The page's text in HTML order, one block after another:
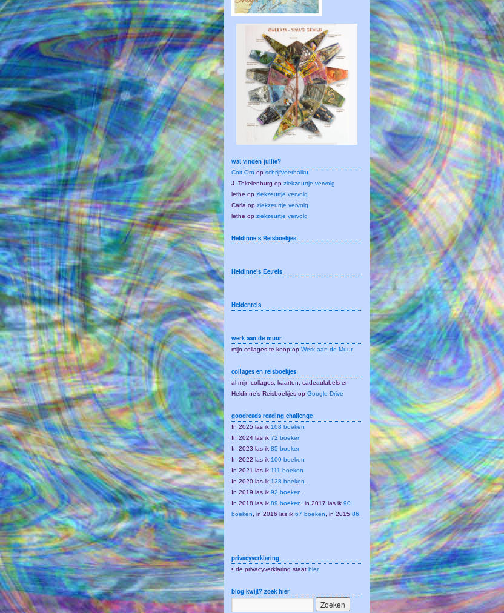
wat vinden jullie?
Colt Orn op schrijfveerhaiku
J. Tekelenburg op ziekzeurtje vervolg
lethe op ziekzeurtje vervolg
Carla op ziekzeurtje vervolg
lethe op ziekzeurtje vervolg
Heldinne’s Reisboekjes
Heldinne’s Eetreis
Heldenreis
werk aan de muur
mijn collages te koop op Werk aan de Muur
collages en reisboekjes
al mijn collages, kaarten, cadeaulabels en
Heldinne’s Reisboekjes op Google Drive
goodreads reading challenge
In 2025 las ik 108 boeken
In 2024 las ik 72 boeken
In 2023 las ik 85 boeken
In 2022 las ik 109 boeken
In 2021 las ik 111 boeken
In 2020 las ik 128 boeken
In 2019 las ik 92 boeken
In 2018 las ik 89 boeken , in 2017 las ik 90
boeken , in 2016 las ik 67 boeken , in 2015 86
privacyverklaring
• de privacyverklaring staat hier.
blog kwijt? zoek hier